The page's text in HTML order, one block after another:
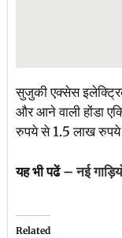
सुजुकी एक्सेस
और आने वाली होंडा
रुपये से 1.5 लाख
यह भी पढें –नई
Related